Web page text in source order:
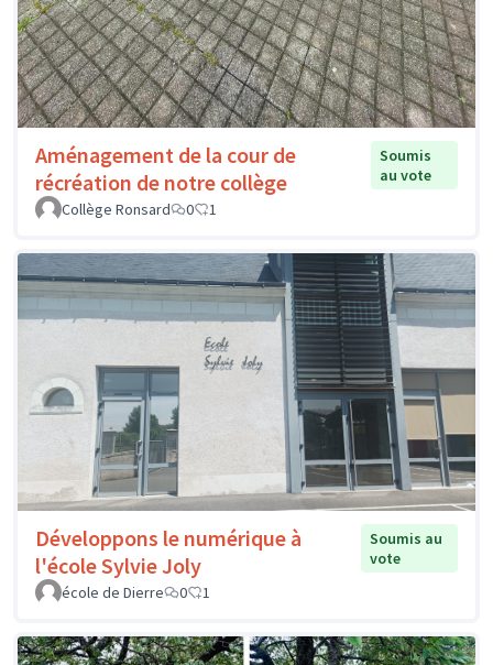
Aménagement de la cour de
récréation de notre collège
Soumis
au vote
Collège Ronsard
0 1
Développons le numérique à
l'école Sylvie Joly
Soumis au
vote
école de Dierre
0 1